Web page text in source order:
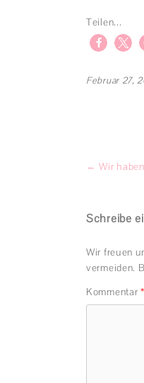
Teilen...
Februar 27,
← Wir
Schreibe
Wir freuen
vermeiden.
Kommentar *